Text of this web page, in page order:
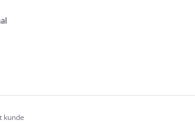
kunde